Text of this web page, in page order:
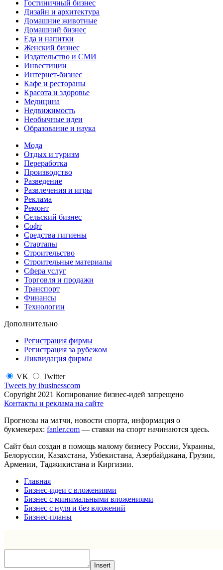
Гостиничный бизнес
Дизайн и архитектура
Домашние животные
Домашний бизнес
Еда и напитки
Женский бизнес
Издательство и СМИ
Инвестиции
Интернет-бизнес
Кафе и рестораны
Красота и здоровье
Медицина
Недвижимость
Необычные идеи
Образование и наука
Мода
Отдых и туризм
Переработка
Производство
Разведение
Развлечения и игры
Реклама
Ремонт
Сельский бизнес
Софт
Средства гигиены
Стартапы
Строительство
Строительные материалы
Сфера услуг
Торговля и продажи
Транспорт
Финансы
Технологии
Дополнительно
Регистрация фирмы
Регистрация за рубежом
Ликвидация фирмы
VK
Twitter
Tweets by ibusinesscom
Copyright 2021 Копирование бизнес-идей запрещено
Контакты и реклама на сайте
Прогнозы на матчи, новости спорта, информация о
букмекерах: fanler.com — ставки на спорт начинаются здесь.
Сайт был создан в помощь малому бизнесу России, Украины,
Белоруссии, Казахстана, Узбекистана, Азербайджана, Грузии,
Армении, Таджикистана и Киргизии.
Главная
Бизнес-идеи с вложениями
Бизнес с минимальными вложениями
Бизнес с нуля и без вложений
Бизнес-планы
Insert